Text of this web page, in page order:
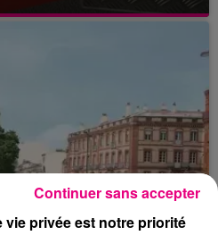
vie privée est notre priorité
Continuer sans accepter